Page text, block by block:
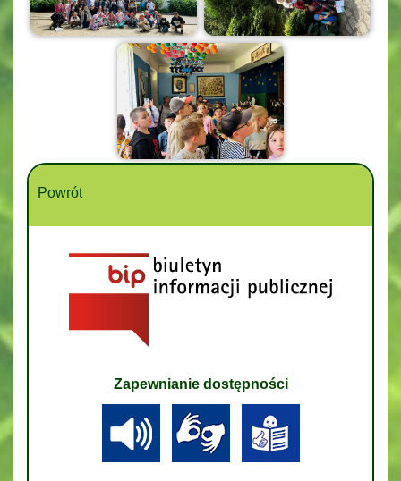
Powrót
Zapewnianie dostępności